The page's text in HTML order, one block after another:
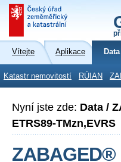
Vítejte Aplikace Data
Katastr nemovitostí RÚIAN
Nyní jste zde: Data /
ETRS89-TMzn,EVRS
ZABAGED®